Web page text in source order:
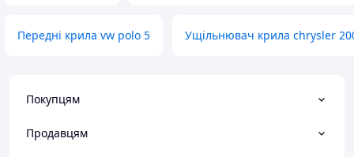
Передні крила vw polo 5 Ущільнювач крила chrysler
Покупцям
Продавцям